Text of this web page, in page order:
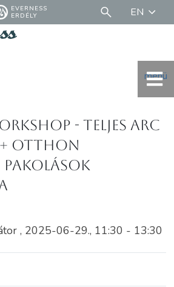
EVERNESS
ERDÉLY
EN
menü
- teljes arc
otthon
, 2025-06-29., 11:30 - 13:30